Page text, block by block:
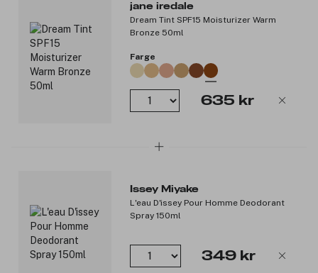
jane iredale
Dream Tint SPF15 Moisturizer Warm
Bronze 50ml
Farge
635 kr
Issey Miyake
L'eau D'issey Pour Homme Deodorant
Spray 150ml
349 kr